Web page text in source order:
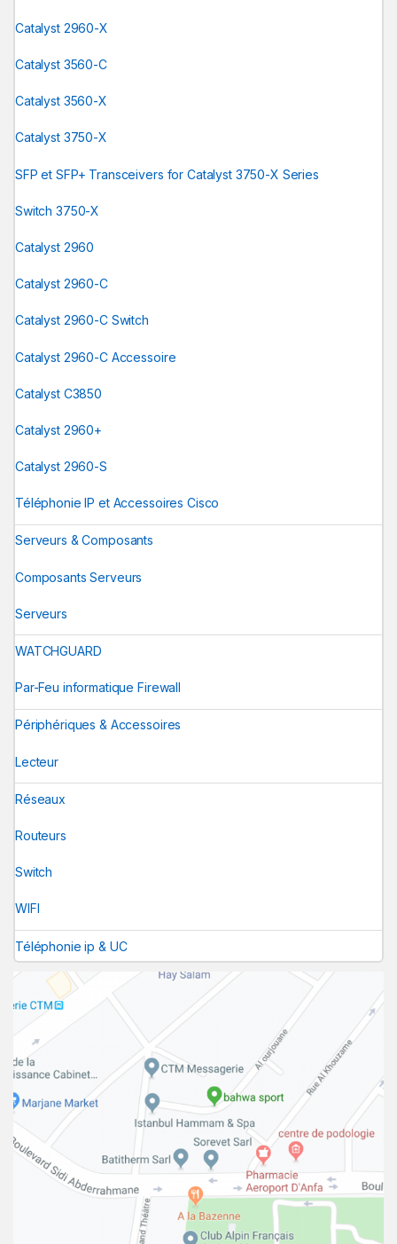
Catalyst 2960-X
Catalyst 3560-C
Catalyst 3560-X
Catalyst 3750-X
SFP et SFP+ Transceivers for Catalyst 3750-X Series
Switch 3750-X
Catalyst 2960
Catalyst 2960-C
Catalyst 2960-C Switch
Catalyst 2960-C Accessoire
Catalyst C3850
Catalyst 2960+
Catalyst 2960-S
Téléphonie IP et Accessoires Cisco
Serveurs & Composants
Composants Serveurs
Serveurs
WATCHGUARD
Par-Feu informatique Firewall
Périphériques & Accessoires
Lecteur
Réseaux
Routeurs
Switch
WIFI
Téléphonie ip & UC